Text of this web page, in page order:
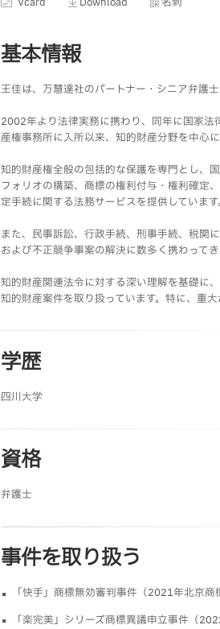
基本情報
王佳は、万慧達社のパートナー・シニア弁護士
2002年より法律実務に携わり、同年に国家
産権事務所に入所以来、知的財産分野を中心
知的財産権全般の包括的な保護を専門とし、
フォリオの構築、商標の権利付与・権利確定
定手続に関する法務サービスを提供しています
また、民事訴訟、行政手続、刑事手続、税関
および不正競争事案の解決に数多く携わってき
知的財産関連法令に対する深い理解を基礎に
知的財産案件を取り扱っています。特に、重
学歴
四川大学
資格
弁護士
事件を取り扱う
「快手」商標無効審判事件（2021年北京
「楽完美」シリーズ商標異議申立事件（